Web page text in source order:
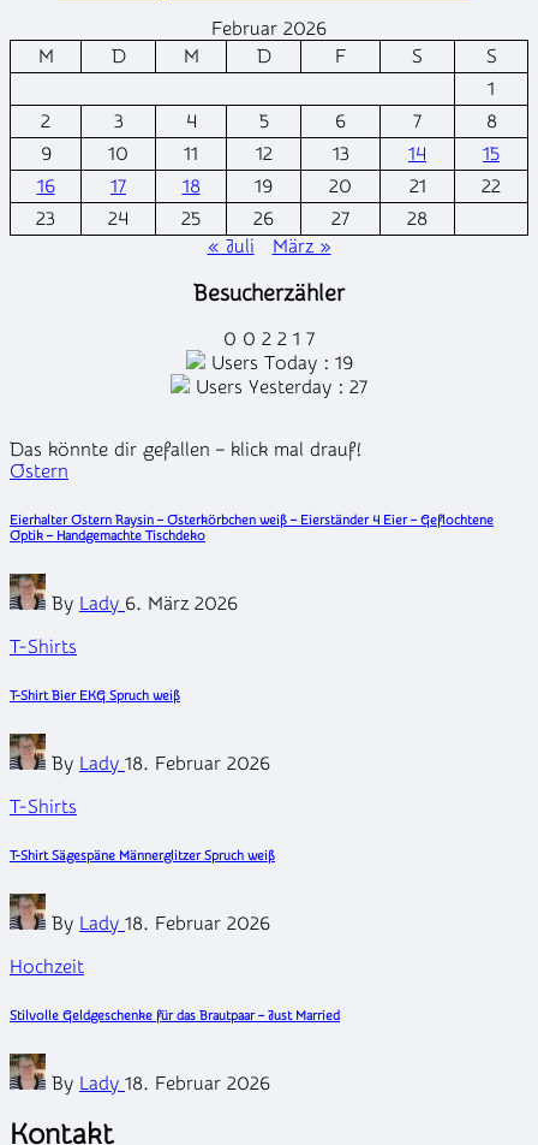
Februar 2026
M
D M D F S
S
1
2
3 4 5 6 7
8
9
10 11 12 13 14
15
16
17 18 19 20 21
22
23
24 25 26 27
28
« Juli
März »
Besucherzähler
0 0 2 2 1 7
Users Today : 19
Users Yesterday : 27
Das könnte dir gefallen – klick mal drauf!
Posted
Ostern
Eierhalter Ostern Raysin – Osterkörbchen weiß – Eierständer 4 Eier – Geflochtene
Optik – Handgemachte Tischdeko
Posted
by
By Lady 6. März 2026
Posted
T-Shirts
T-Shirt Bier EKG Spruch weiß
Posted
by
By Lady 18. Februar 2026
Posted
T-Shirts
T-Shirt Sägespäne Männerglitzer Spruch weiß
Posted
by
By Lady 18. Februar 2026
Posted
Hochzeit
Stilvolle Geldgeschenke für das Brautpaar – Just Married
Posted
by
By Lady 18. Februar 2026
Kontakt